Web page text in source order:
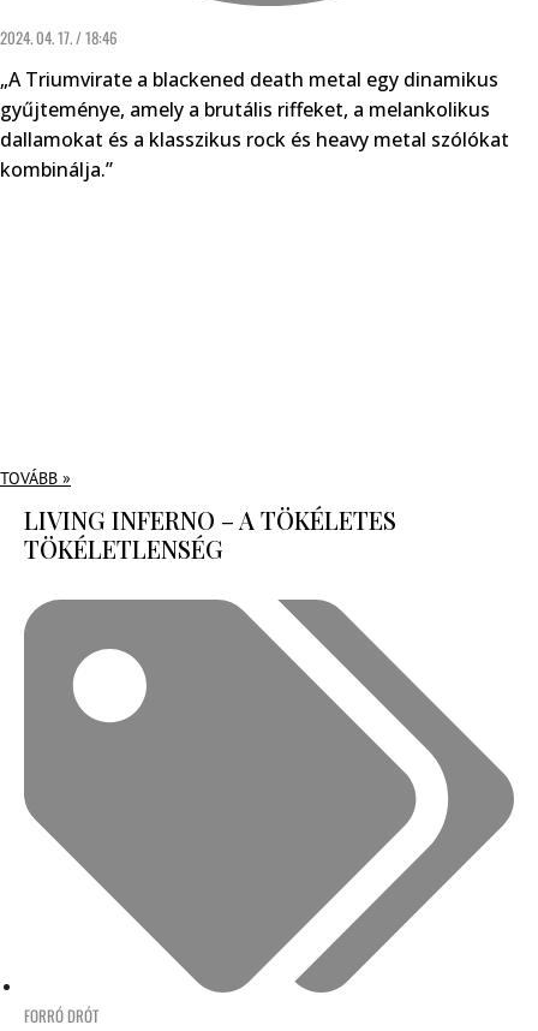
2024. 04. 17. / 18:46
„A Triumvirate a blackened death metal egy dinamikus
gyűjteménye, amely a brutális riffeket, a melankolikus
dallamokat és a klasszikus rock és heavy metal szólókat
kombinálja.”
TOVÁBB »
LIVING INFERNO – A TÖKÉLETES
TÖKÉLETLENSÉG
FORRÓ DRÓT